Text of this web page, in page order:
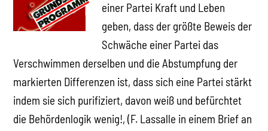
einer Partei Kraft und Leben
geben, dass der größte Beweis der
Schwäche einer Partei das
Verschwimmen derselben und die Abstumpfung der
markierten Differenzen ist, dass sich eine Partei stärkt
indem sie sich purifiziert, davon weiß und befürchtet
die Behördenlogik wenig!, (F. Lassalle in einem Brief an